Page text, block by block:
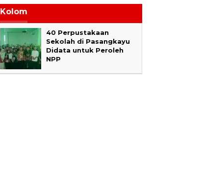
Kolom
40 Perpustakaan
Sekolah di Pasangkayu
Didata untuk Peroleh
NPP